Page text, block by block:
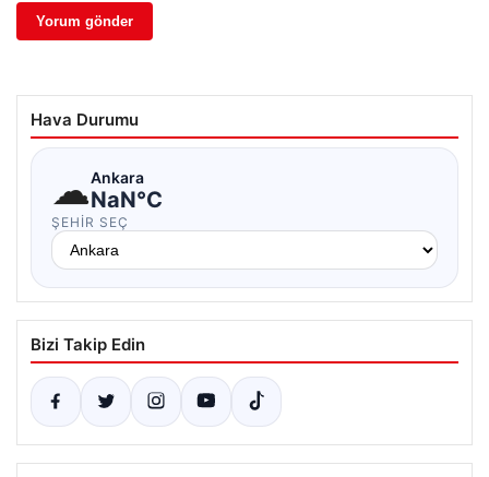
Hava Durumu
☁Ankara
NaN°C
ŞEHIR SEÇ
Bizi Takip Edin